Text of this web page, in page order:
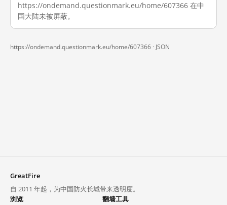
https://ondemand.questionmark.eu/home/607366 在中
国大陆未被屏蔽。
https://ondemand.questionmark.eu/home/607366 · JSON
GreatFire
自 2011 年起，为中国防火长城带来透明度。
浏览
翻墙工具